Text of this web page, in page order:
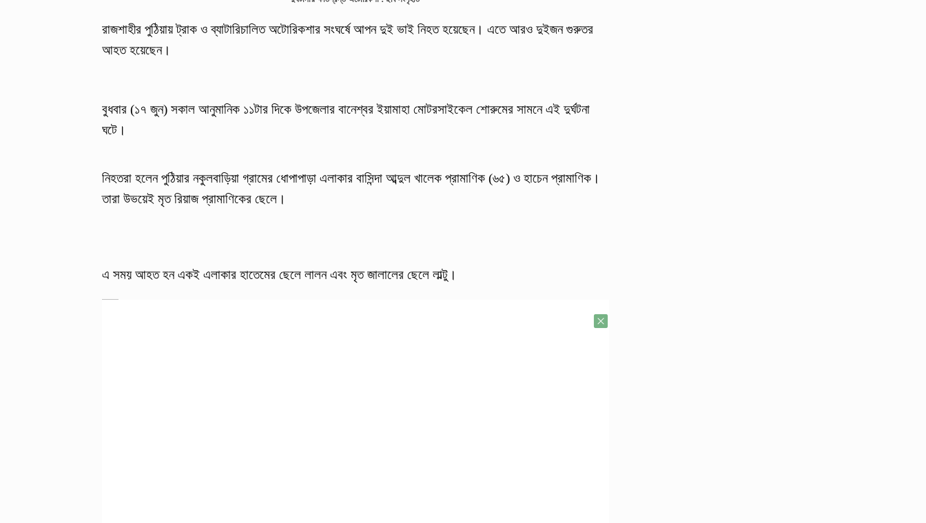
রাজশাহীর পুঠিয়ায় ট্রাক ও ব্যাটারিচালিত অটোরিকশার সংঘর্ষে আপন দুই ভাই নিহত হয়েছেন। এতে আরও দুইজন গুরুতর
আহত হয়েছেন।
বুধবার (১৭ জুন) সকাল আনুমানিক ১১টার দিকে উপজেলার বানেশ্বর ইয়ামাহা মোটরসাইকেল শোরুমের সামনে এই দুর্ঘটনা
ঘটে।
নিহতরা হলেন পুঠিয়ার নকুলবাড়িয়া গ্রামের ধোপাপাড়া এলাকার বাসিন্দা আব্দুল খালেক প্রামাণিক (৬৫) ও হাচেন প্রামাণিক।
তারা উভয়েই মৃত রিয়াজ প্রামাণিকের ছেলে।
এ সময় আহত হন একই এলাকার হাতেমের ছেলে লালন এবং মৃত জালালের ছেলে লাল্টু।